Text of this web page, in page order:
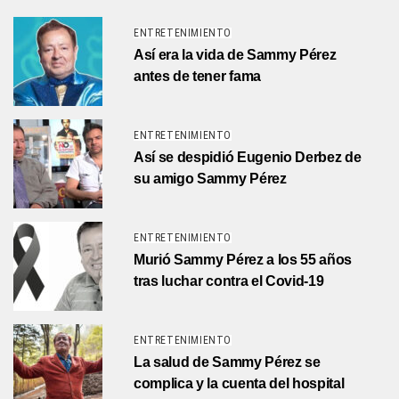
ENTRETENIMIENTO
Así era la vida de Sammy Pérez
antes de tener fama
ENTRETENIMIENTO
Así se despidió Eugenio Derbez de
su amigo Sammy Pérez
ENTRETENIMIENTO
Murió Sammy Pérez a los 55 años
tras luchar contra el Covid-19
ENTRETENIMIENTO
La salud de Sammy Pérez se
complica y la cuenta del hospital